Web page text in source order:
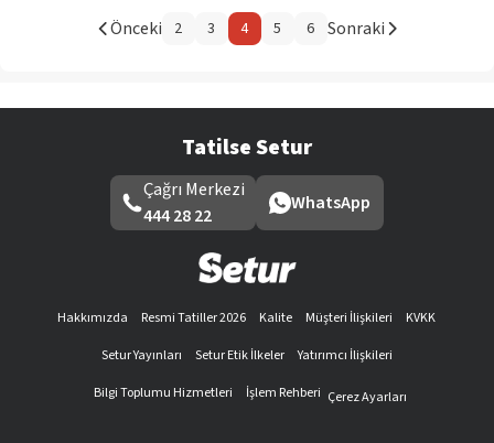
Önceki
2 3 4 5 6 Sonraki
Tatilse Setur
Çağrı Merkezi
444 28 22
WhatsApp
Hakkımızda Resmi Tatiller 2026 Kalite Müşteri İlişkileri
KVKK
Setur Yayınları
Setur Etik İlkeler
Yatırımcı İlişkileri
Bilgi Toplumu Hizmetleri
İşlem Rehberi Çerez Ayarları